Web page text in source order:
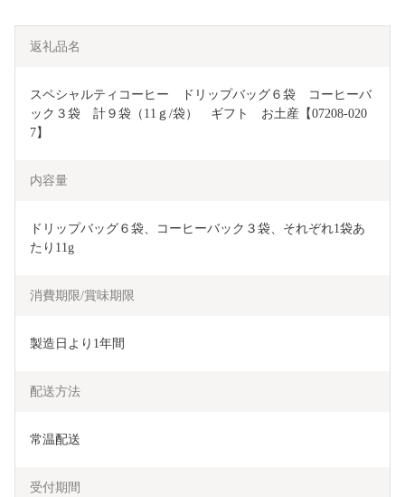
返礼品名
スペシャルティコーヒー　ドリップバッグ６袋　コーヒーバ
ック３袋　計９袋（11ｇ/袋）　ギフト　お土産【07208-020
7】
内容量
ドリップバッグ６袋、コーヒーバック３袋、それぞれ1袋あ
たり11g
消費期限/賞味期限
製造日より1年間
配送方法
常温配送
受付期間